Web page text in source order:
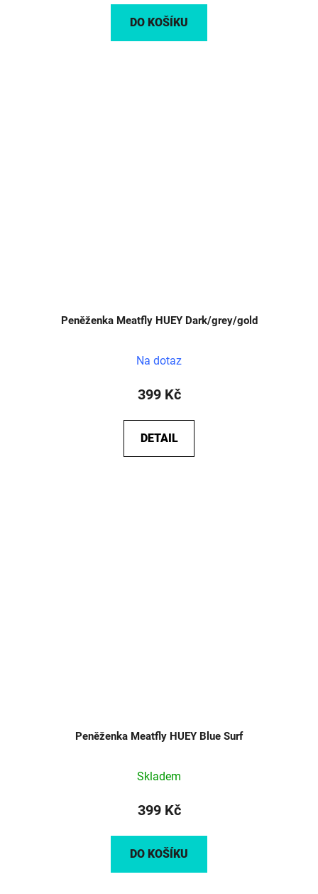
DO KOŠÍKU
Peněženka Meatfly HUEY Dark/grey/gold
Na dotaz
399 Kč
DETAIL
Peněženka Meatfly HUEY Blue Surf
Skladem
399 Kč
DO KOŠÍKU